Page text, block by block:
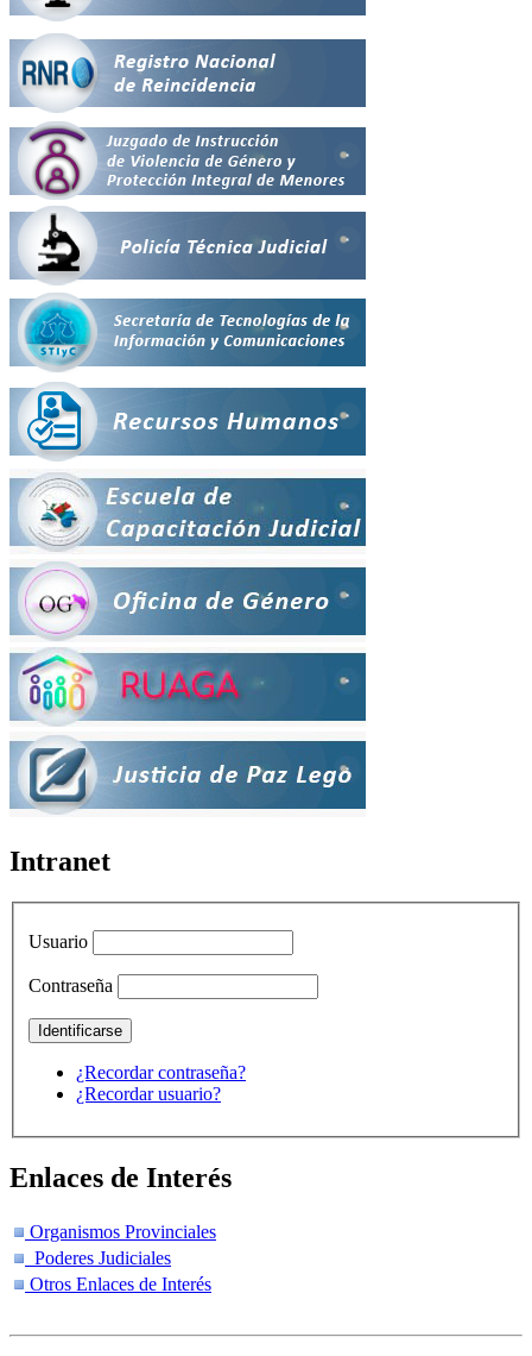
Intranet
Usuario
Contraseña
¿Recordar contraseña?
¿Recordar usuario?
Enlaces de Interés
Organismos Provinciales
Poderes Judiciales
Otros Enlaces de Interés